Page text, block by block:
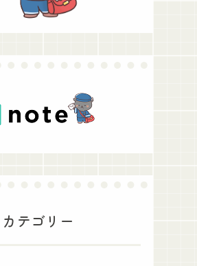
カテゴリー